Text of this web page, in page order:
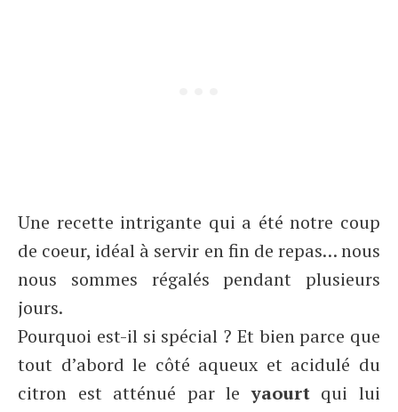
Une recette intrigante qui a été notre coup
de coeur, idéal à servir en fin de repas… nous
nous sommes régalés pendant plusieurs
jours.
Pourquoi est-il si spécial ? Et bien parce que
tout d’abord le côté aqueux et acidulé du
citron est atténué par leyaourt qui lui